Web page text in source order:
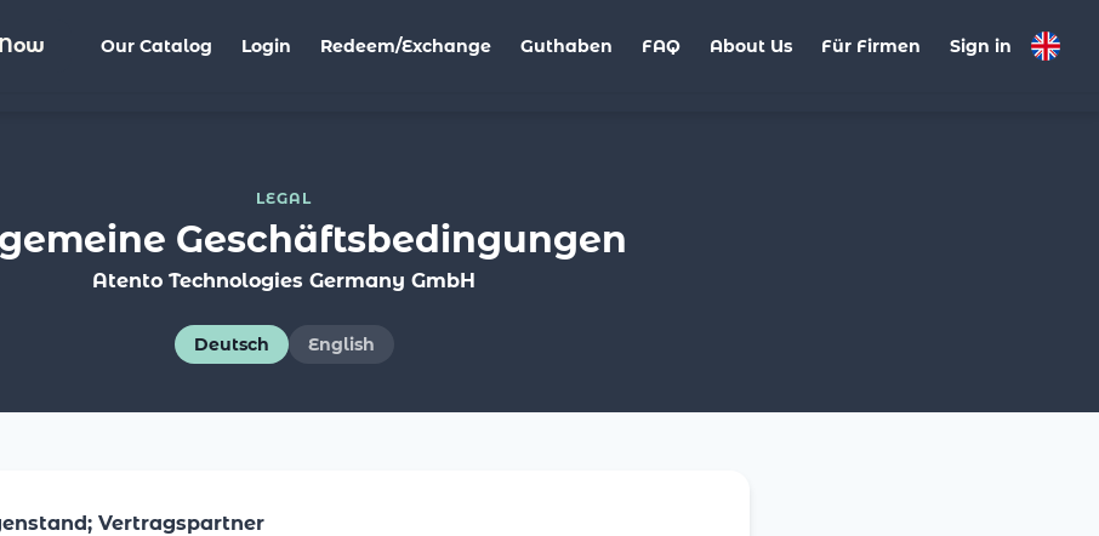
Our Catalog Login Redeem/Exchange Guthaben FAQ About Us Für Firmen Sign in
LEGAL
Geschäftsbedingungen
Atento Technologies Germany GmbH
Deutsch English
Vertragspartner